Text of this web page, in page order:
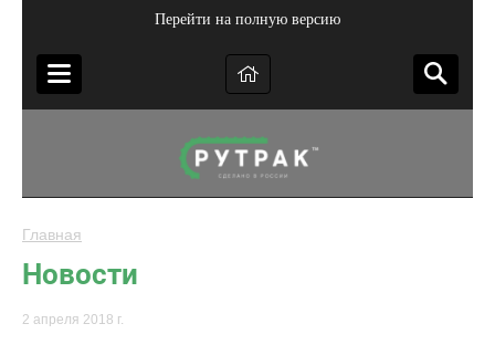
Перейти на полную версию
Главная
Новости
2 апреля 2018 г.